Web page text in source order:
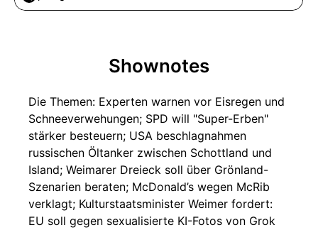
Shownotes
Die Themen: Experten warnen vor Eisregen und
Schneeverwehungen; SPD will "Super-Erben"
stärker besteuern; USA beschlagnahmen
russischen Öltanker zwischen Schottland und
Island; Weimarer Dreieck soll über Grönland-
Szenarien beraten; McDonald’s wegen McRib
verklagt; Kulturstaatsminister Weimer fordert:
EU soll gegen sexualisierte KI-Fotos von Grok